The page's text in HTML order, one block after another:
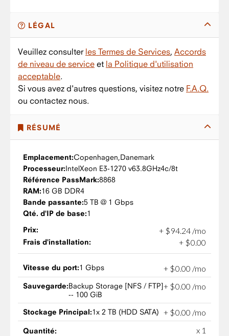
LÉGAL
Veuillez consulter les Termes de Services, Accords
de niveau de service et la Politique d'utilisation
acceptable.
Si vous avez d'autres questions, visitez notre F.A.Q.
ou contactez nous.
RÉSUMÉ
Emplacement:Copenhagen,Danemark
Processeur:IntelXeon E3-1270 v63.8GHz4c/8t
Référence PassMark:8868
RAM:16 GB DDR4
Bande passante:5 TB @ 1 Gbps
Qté. d'IP de base:1
Prix:
+ $94 24 /mo
Frais d'installation: + $0.00
Vitesse du port:1 Gbps + $0 00 /mo
Sauvegarde:Backup Storage [NFS / FTP]
-- 100 GiB
+ $0.00 /mo
Stockage Principal:1x 2 TB (HDD SATA) + $0.00 /mo
Quantité: x 1